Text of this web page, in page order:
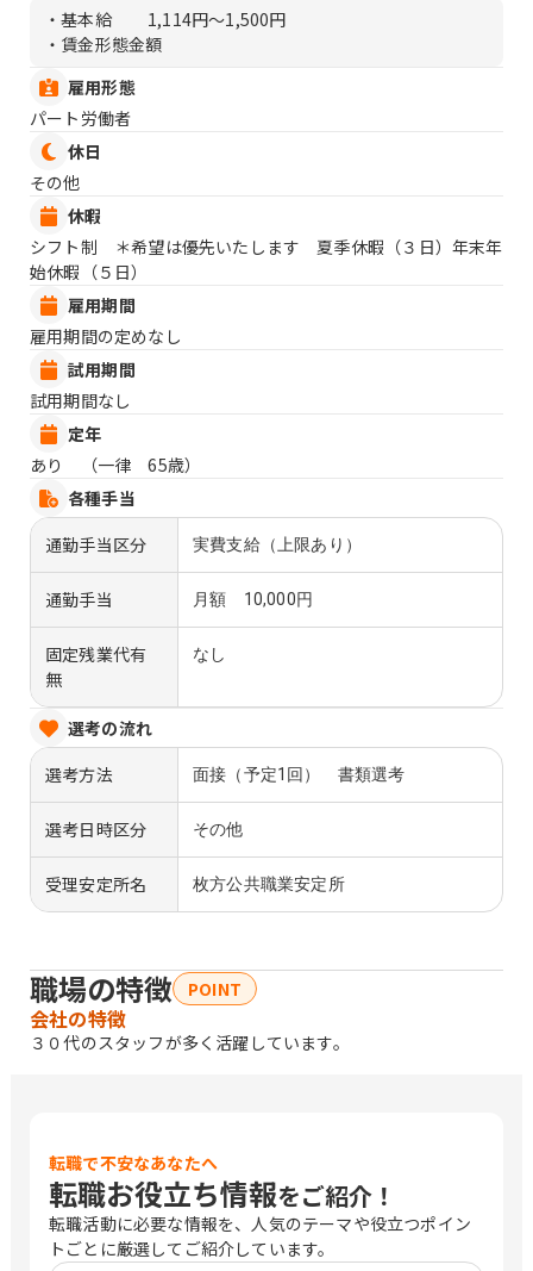
・基本給
1,114円〜1,500円
・賃金形態金額
雇用形態
パート労働者
休日
その他
休暇
シフト制 ＊希望は優先いたします 夏季休暇（３日）年末年
始休暇（５日）
雇用期間
雇用期間の定めなし
試用期間
試用期間なし
定年
あり （一律 65歳）
各種手当
通勤手当区分
実費支給（上限あり）
通勤手当 月額 10,000円
固定残業代有
無
なし
選考の流れ
選考方法
面接（予定1回） 書類選考
選考日時区分 その他
受理安定所名 枚方公共職業安定所
職場の特徴 POINT
会社の特徴
３０代のスタッフが多く活躍しています。
転職で不安なあなたへ
転職お役立ち情報をご紹介！
転職活動に必要な情報を、人気のテーマや役立つポイン
トごとに厳選してご紹介しています。